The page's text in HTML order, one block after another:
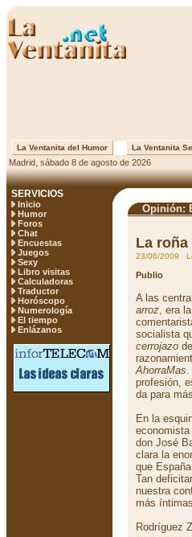
La Ventanita del Humor La Ventanita
Madrid, sábado 8 de agosto de 2026
SERVICIOS
Inicio
Humor
Foros
Chat
Encuestas
Juegos
Sexy
Libro visitas
Calculadoras
Traductor
Horóscopo
Numerología
El tiempo
Enlázanos
Opinión:
La roña
23/06/2009
Publio
A las
arroz, era
socialista
cerrojazo
AhorraMas.
profesión,
da para
En la
don José
clara la
que
Tan
nuestra
más
Rodríguez